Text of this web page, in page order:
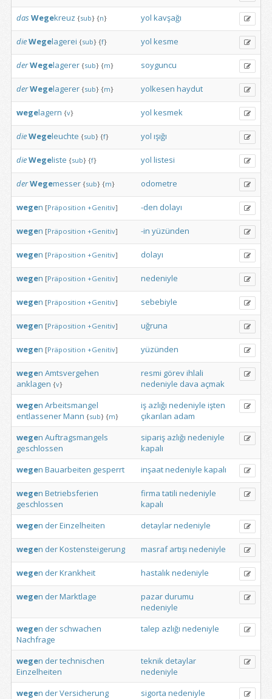
dasWegekreuz {sub} {n} yol kavşağı
dieWegelagerei {sub} {f} yol kesme
derWegelagerer {sub} {m} soyguncu
derWegelagerer {sub} {m} yolkesen haydut
wegelagern {v} yol kesmek
dieWegeleuchte {sub} {f} yol ışığı
dieWegeliste {sub} {f} yol listesi
derWegemesser {sub} {m} odometre
wegen [Präposition +Genitiv] -den dolayı
wegen [Präposition +Genitiv] -in yüzünden
wegen [Präposition +Genitiv] dolayı
wegen [Präposition +Genitiv] nedeniyle
wegen [Präposition +Genitiv] sebebiyle
wegen [Präposition +Genitiv] uğruna
wegen [Präposition +Genitiv] yüzünden
wegen Amtsvergehen
anklagen {v}
resmi görevihlali
nedeniyle dava açmak
wegen Arbeitsmangel
entlassenerMann {sub} {m}
iş azlığı nedeniyle işten
çıkarılan adam
wegen Auftragsmangels
geschlossen
sipariş azlığı nedeniyle
kapalı
wegen Bauarbeiten gesperrt inşaatnedeniyle kapalı
wegen Betriebsferien
geschlossen
firma tatili nedeniyle
kapalı
wegen derEinzelheiten detaylarnedeniyle
wegen derKostensteigerung masraf artışı nedeniyle
wegen derKrankheit hastalıknedeniyle
wegen derMarktlage pazar durumu
nedeniyle
wegen der schwachen
Nachfrage
talep azlığı nedeniyle
wegen dertechnischen
Einzelheiten
teknik detaylar
nedeniyle
wegen derVersicherung sigorta nedeniyle